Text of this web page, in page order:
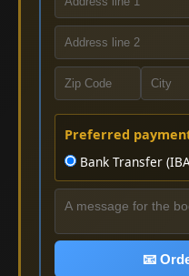
Preferred
Bank Transfer
📧